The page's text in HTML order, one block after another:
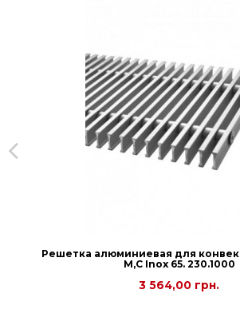
Решетка алюминиевая для
М,С Inox 65. 230.1000
3 564,00 грн.